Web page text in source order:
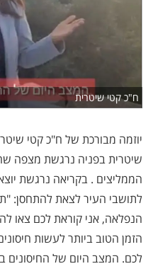
ח"כ קטי שיטרית
יוזמה מבורכת של ח"כ קטי
שיטרית בפניה נרגשת מצפה
הממליצים . בקריאה נרגשת
לתושבי העיר לצאת להתחסן:
הנפלאה, אני קוראת לכם צאו
הזמן הטוב ביותר לעשות
לכם. המצב היום של החיסונים